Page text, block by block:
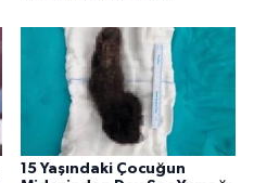
15 Yaşındaki Çocuğun